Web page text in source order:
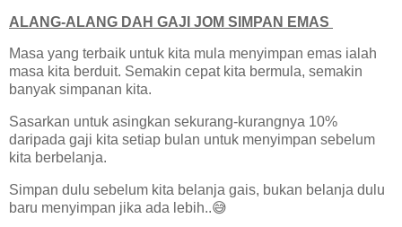
ALANG-ALANG DAH GAJI JOM SIMPAN EMAS
Masa yang terbaik untuk kita mula menyimpan emas ialah
masa kita berduit. Semakin cepat kita bermula, semakin
banyak simpanan kita.
Sasarkan untuk asingkan sekurang-kurangnya 10%
daripada gaji kita setiap bulan untuk menyimpan sebelum
kita berbelanja.
Simpan dulu sebelum kita belanja gais, bukan belanja dulu
baru menyimpan jika ada lebih..😅